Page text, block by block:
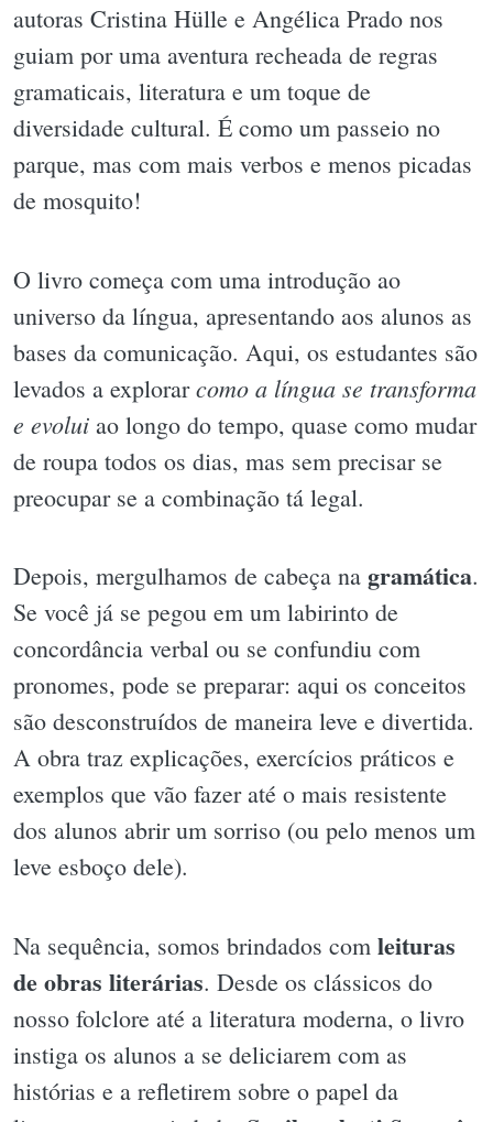
autoras Cristina Hülle e Angélica Prado nos
guiam por uma aventura recheada de regras
gramaticais, literatura e um toque de
diversidade cultural. É como um passeio no
parque, mas com mais verbos e menos picadas
de mosquito!
O livro começa com uma introdução ao
universo da língua, apresentando aos alunos as
bases da comunicação. Aqui, os estudantes são
levados a explorarcomo a língua se transforma
e evolui ao longo do tempo, quase como mudar
de roupa todos os dias, mas sem precisar se
preocupar se a combinação tá legal.
Depois, mergulhamos de cabeça na gramática.
Se você já se pegou em um labirinto de
concordância verbal ou se confundiu com
pronomes, pode se preparar: aqui os conceitos
são desconstruídos de maneira leve e divertida.
A obra traz explicações, exercícios práticos e
exemplos que vão fazer até o mais resistente
dos alunos abrir um sorriso (ou pelo menos um
leve esboço dele).
Na sequência, somos brindados com leituras
de obras literárias. Desde os clássicos do
nosso folclore até a literatura moderna, o livro
instiga os alunos a se deliciarem com as
histórias e a refletirem sobre o papel da